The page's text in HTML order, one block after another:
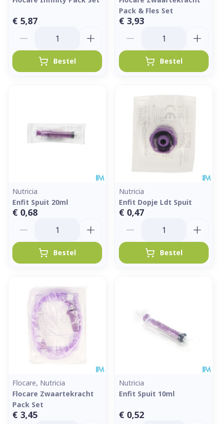
€ 5,87
Bestel
Pack & Fles Set
€ 3,93
Bestel
Nutricia
Enfit Spuit 20ml
€ 0,68
Bestel
Nutricia
Enfit Dopje Ldt Spuit
€ 0,47
Bestel
Flocare, Nutricia
Flocare Zwaartekracht
Pack Set
€ 3,45
Nutricia
Enfit Spuit 10ml
€ 0,52